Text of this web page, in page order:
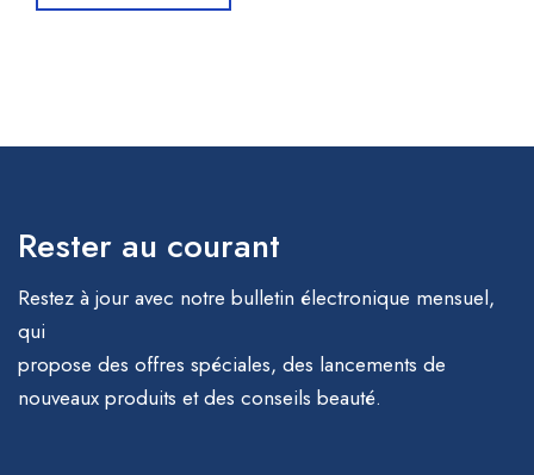
Rester au courant
Restez à jour avec notre bulletin électronique mensuel,
qui
propose des offres spéciales, des lancements de
nouveaux produits et des conseils beauté.